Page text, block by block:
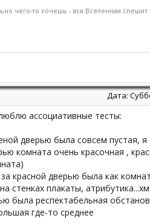
чего-то хочешь - вся Вселенная
Дата:
ассоциативные тесты:
дверью была совсем пустая,
комната очень красочная ,
красной дверью была как
стенках плакаты,
была респектабельная
где-то среднее